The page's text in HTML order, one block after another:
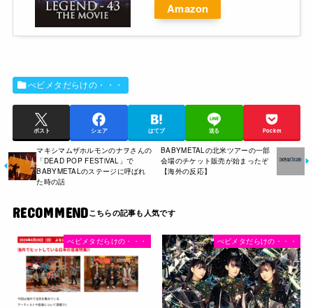
Amazon
べビメタだらけの・・・
ポスト シェア はてブ 送る Pocket
マキシマムザホルモンのナヲさんの
「DEAD POP FESTiVAL」で
BABYMETALのステージに呼ばれ
た時の話
BABYMETALの北米ツアーの一部
会場のチケット販売が始まったぞ
【海外の反応】
RECOMMEND
べビメタだらけの・・・ べビメタだらけの・・・